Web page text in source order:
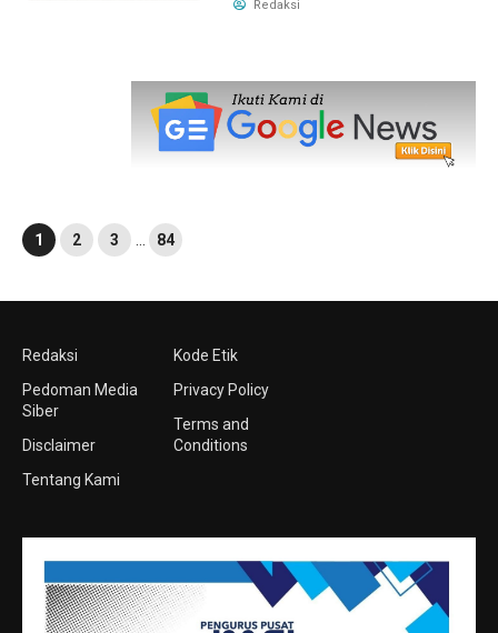
Redaksi
1 2 3 84
Redaksi
Pedoman Media
Siber
Disclaimer
Tentang Kami
Kode Etik
Privacy Policy
Terms and
Conditions